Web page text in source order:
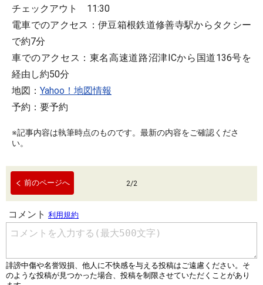
チェックアウト 11:30
電車でのアクセス：伊豆箱根鉄道修善寺駅からタクシー
で約7分
車でのアクセス：東名高速道路沼津ICから国道136号を
経由し約50分
地図： Yahoo！地図情報
予約：要予約
※記事内容は執筆時点のものです。最新の内容をご確認くださ
い。
前のページへ 2/2